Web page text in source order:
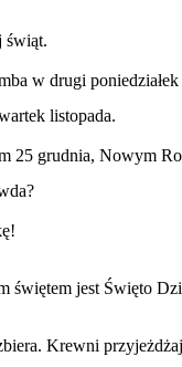
świąt.
w drugi
listopada.
25 grudnia, Nowym
świętem jest Święto
Krewni